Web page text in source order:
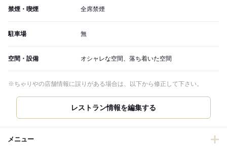
禁煙・喫煙 全席禁煙
駐車場 無
空間・設備 オシャレな空間、落ち着いた空間
※ちゃりやの店舗情報に誤りがある場合は、以下から修正して下さい。
レストラン情報を編集する
メニュー